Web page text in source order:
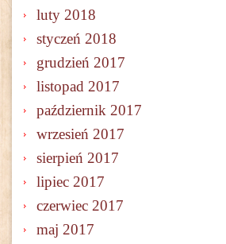
luty 2018
styczeń 2018
grudzień 2017
listopad 2017
październik 2017
wrzesień 2017
sierpień 2017
lipiec 2017
czerwiec 2017
maj 2017